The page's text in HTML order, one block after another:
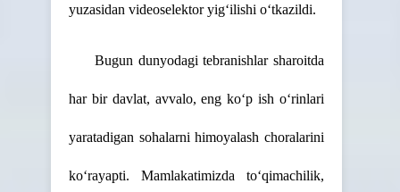
yuzasidan videoselektor yig‘ilishi o‘tkazildi.
Bugun dunyodagi tebranishlar sharoitda
har bir davlat, avvalo, eng ko‘p ish o‘rinlari
yaratadigan sohalarni himoyalash choralarini
ko‘rayapti. Mamlakatimizda to‘qimachilik,